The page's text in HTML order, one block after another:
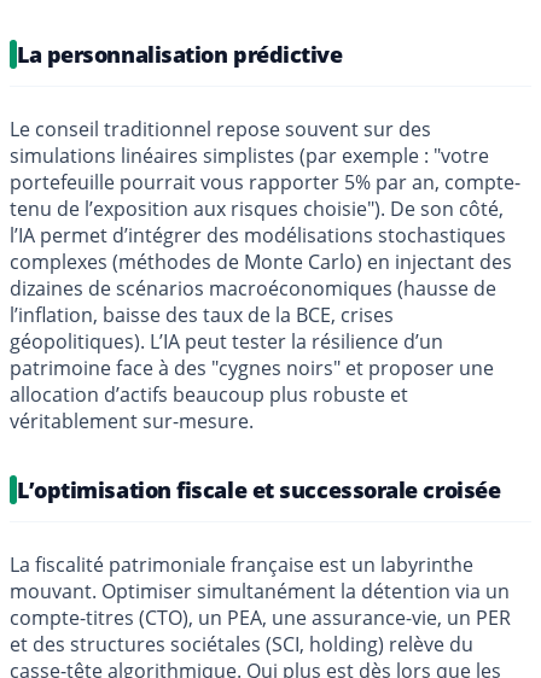
La personnalisation prédictive
Le conseil traditionnel repose souvent sur des
simulations linéaires simplistes (par exemple : "votre
portefeuille pourrait vous rapporter 5% par an, compte-
tenu de l’exposition aux risques choisie"). De son côté,
l’IA permet d’intégrer des modélisations stochastiques
complexes (méthodes de Monte Carlo) en injectant des
dizaines de scénarios macroéconomiques (hausse de
l’inflation, baisse des taux de la BCE, crises
géopolitiques). L’IA peut tester la résilience d’un
patrimoine face à des "cygnes noirs" et proposer une
allocation d’actifs beaucoup plus robuste et
véritablement sur-mesure.
L’optimisation fiscale et successorale croisée
La fiscalité patrimoniale française est un labyrinthe
mouvant. Optimiser simultanément la détention via un
compte-titres (CTO), un PEA, une assurance-vie, un PER
et des structures sociétales (SCI, holding) relève du
casse-tête algorithmique. Qui plus est dès lors que les